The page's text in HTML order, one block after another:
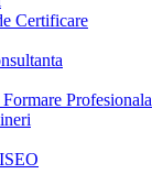
Certificare
Profesionala